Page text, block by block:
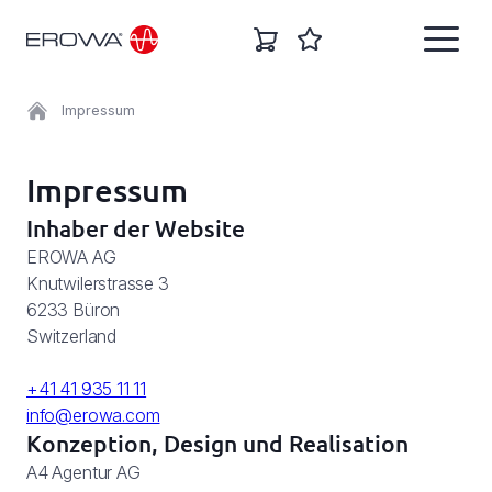
Branchen
Lösungen
Produkte
Karriere
Impressum
Impressum
Inhaber der Website
EROWA AG
Knutwilerstrasse 3
6233 Büron
Switzerland
+41 41 935 11 11
info@erowa.com
Konzeption, Design und Realisation
A4 Agentur AG